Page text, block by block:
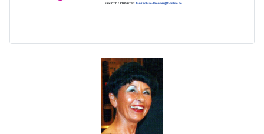
Fax: 0711 / 81 05 676 * Tanzschule-Brenner@t-online.de